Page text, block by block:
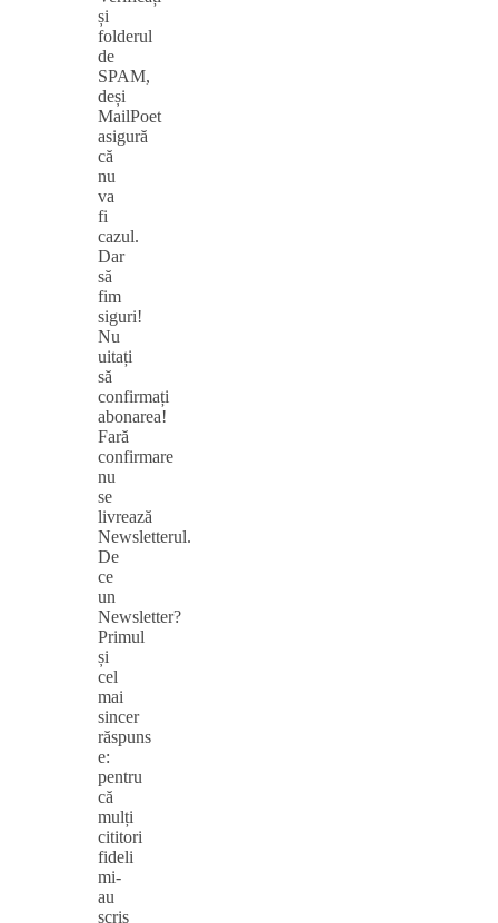
și
folderul
de
SPAM,
deși
MailPoet
asigură
că
nu
va
fi
cazul.
Dar
să
fim
siguri!
Nu
uitați
să
confirmați
abonarea!
Fară
confirmare
nu
se
livrează
Newsletterul.
De
ce
un
Newsletter?
Primul
și
cel
mai
sincer
răspuns
e:
pentru
că
mulți
cititori
fideli
mi-
au
scris